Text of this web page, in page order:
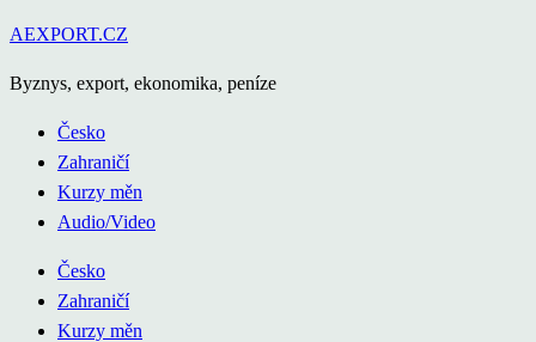
Přejít
obsahu
AEXPORT.CZ
Byznys, export, ekonomika, peníze
Česko
Zahraničí
Kurzy měn
Audio/Video
Česko
Zahraničí
Kurzy měn